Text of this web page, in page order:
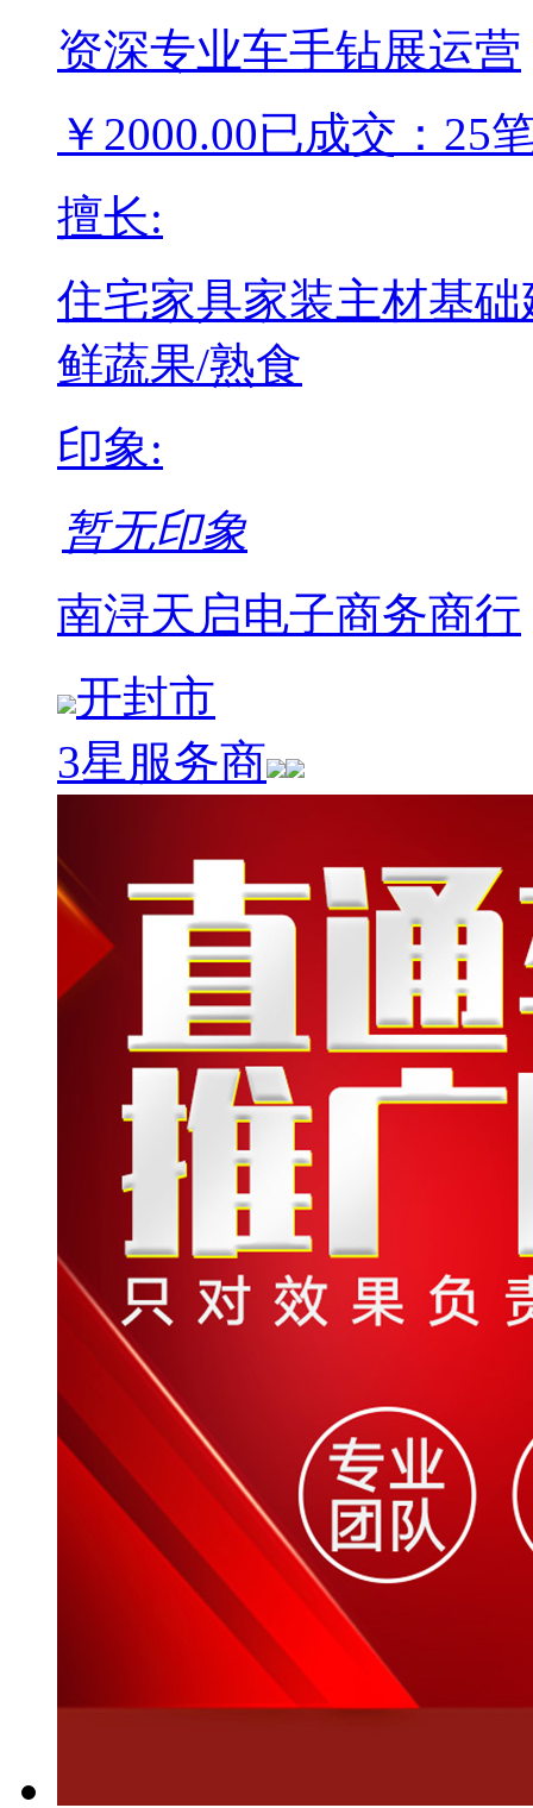
资深专业车手钻展运营
￥ 2000.00已成交：25
擅长:
住宅家具家装主材基
鲜蔬果/熟食
印象:
暂无印象
南浔天启电子商务商行
开封市
3星服务商